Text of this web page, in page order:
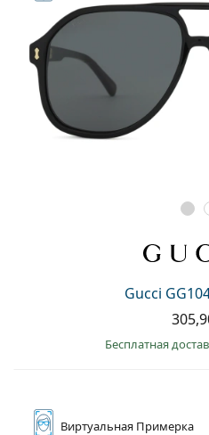
Gucci
Бесплатная
Виртуальная Примерка